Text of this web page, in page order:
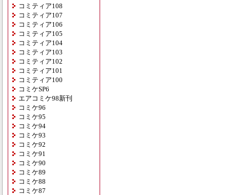
コミティア108
コミティア107
コミティア106
コミティア105
コミティア104
コミティア103
コミティア102
コミティア101
コミティア100
コミケSP6
エアコミケ98新刊
コミケ96
コミケ95
コミケ94
コミケ93
コミケ92
コミケ91
コミケ90
コミケ89
コミケ88
コミケ87